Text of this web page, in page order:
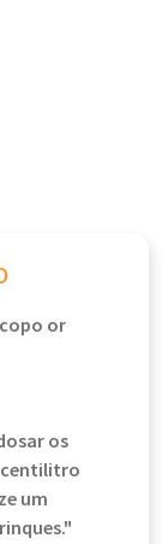
or
os
centilitro
um